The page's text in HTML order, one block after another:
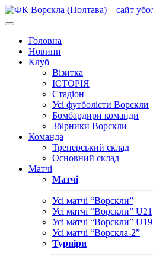
Головна
Новини
Клуб
Візитка
ІСТОРІЯ
Стадіон
Усі футболісти Ворскли
Бомбардири команди
Збірники Ворскли
Команда
Тренерський склад
Основний склад
Матчі
Матчі
Усі матчі “Ворскли”
Усі матчі “Ворскли” U21
Усі матчі “Ворскли” U19
Усі матчі “Ворскла-2”
Турніри